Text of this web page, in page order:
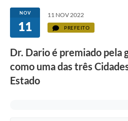
Licitações
Transparência
Concursos e Processos Seletivos
NOV
11
11 NOV 2022
PREFEITO
Dr. Dario é premiado pela
como uma das três
Estado